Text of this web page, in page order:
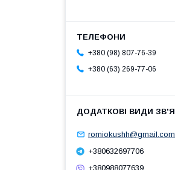
+380 (98) 807-76-39
+380 (63) 269-77-06
romiokushh@gmail.com
+380632697706
+380988077639